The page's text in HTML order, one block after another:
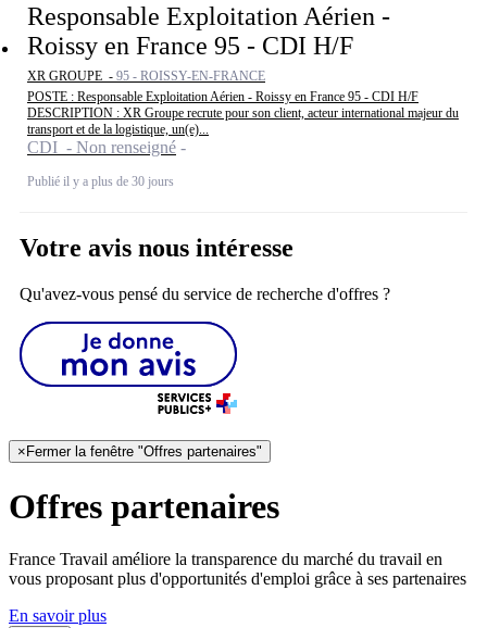
Responsable Exploitation Aérien -
Roissy en France 95 - CDI H/F
XR GROUPE - 95 - ROISSY-EN-FRANCE
POSTE : Responsable Exploitation Aérien - Roissy en France 95 - CDI H/F
DESCRIPTION : XR Groupe recrute pour son client, acteur international majeur du
transport et de la logistique, un(e)...
CDI - Non renseigné
Publié il y a plus de 30 jours
Votre avis nous intéresse
Qu'avez-vous pensé du service de recherche d'offres ?
× Fermer la fenêtre "Offres partenaires"
Offres partenaires
France Travail améliore la transparence du marché du travail en
vous proposant plus d'opportunités d'emploi grâce à ses partenaires
En savoir plus